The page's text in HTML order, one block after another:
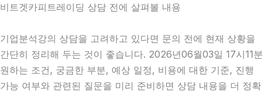
비트겟카피트레이딩 상담 전에 살펴볼 내용
기업분석강의 상담을 고려하고 있다면 문의 전에 현재 상황을
간단히 정리해 두는 것이 좋습니다. 2026년06월03일 17시11분
원하는 조건, 궁금한 부분, 예상 일정, 비용에 대한 기준, 진행
가능 여부와 관련된 질문을 미리 준비하면 상담 내용을 더 정확